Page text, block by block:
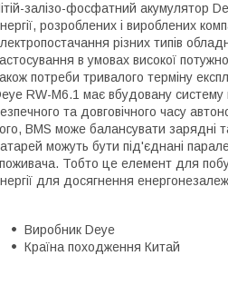
залізо-фосфатний акумулятор
розроблених і вироблених
різних типів
в умовах високої
потреби тривалого терміну
RW-M6.1 має вбудовану
та довговічного часу
BMS може балансувати зарядні
можуть бути під'єднані
Тобто це елемент для
для досягнення
Виробник Deye
Країна походження Китай